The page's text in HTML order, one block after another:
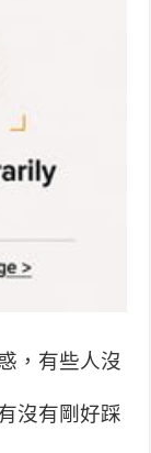
，有些人沒
沒有剛好踩